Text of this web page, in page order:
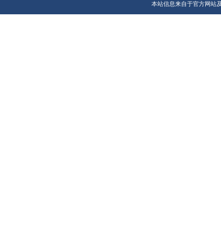
本站信息来自于官方网站